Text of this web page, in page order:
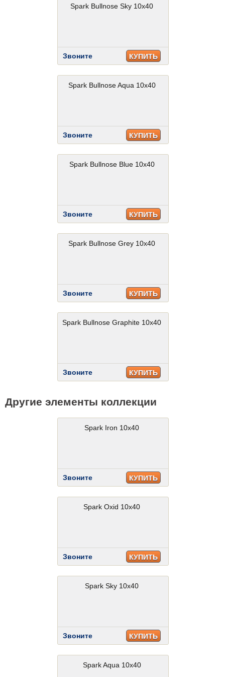
Spark Bullnose Sky 10x40
Звоните КУПИТЬ
Spark Bullnose Aqua 10x40
Звоните КУПИТЬ
Spark Bullnose Blue 10x40
Звоните КУПИТЬ
Spark Bullnose Grey 10x40
Звоните КУПИТЬ
Spark Bullnose Graphite 10x40
Звоните КУПИТЬ
Другие элементы коллекции
Spark Iron 10x40
Звоните КУПИТЬ
Spark Oxid 10x40
Звоните КУПИТЬ
Spark Sky 10x40
Звоните КУПИТЬ
Spark Aqua 10x40